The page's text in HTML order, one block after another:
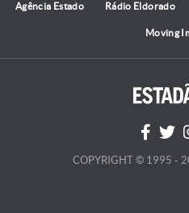
Agência Estado Rádio Eldorado
Moving
COPYRIGHT © 1995 -